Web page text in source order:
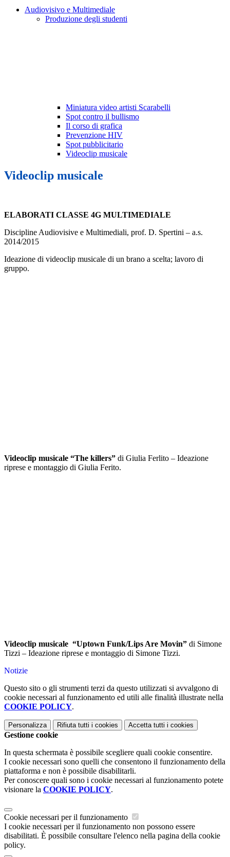
Audiovisivo e Multimediale
Produzione degli studenti
Miniatura video artisti Scarabelli
Spot contro il bullismo
Il corso di grafica
Prevenzione HIV
Spot pubblicitario
Videoclip musicale
Videoclip musicale
ELABORATI CLASSE 4G MULTIMEDIALE
Discipline Audiovisive e Multimediali, prof. D. Spertini – a.s.
2014/2015
Ideazione di videoclip musicale di un brano a scelta; lavoro di
gruppo.
Videoclip musicale “The killers” di Giulia Ferlito – Ideazione
riprese e montaggio di Giulia Ferito.
Videoclip musicale “Uptown Funk/Lips Are Movin” di Simone
Tizzi – Ideazione riprese e montaggio di Simone Tizzi.
Notizie
Questo sito o gli strumenti terzi da questo utilizzati si avvalgono di
cookie necessari al funzionamento ed utili alle finalità illustrate nella
COOKIE POLICY.
Personalizza Rifiuta tutti i cookies Accetta tutti i cookies
Gestione cookie
In questa schermata è possibile scegliere quali cookie consentire.
I cookie necessari sono quelli che consentono il funzionamento della
piattaforma e non è possibile disabilitarli.
Per conoscere quali sono i cookie necessari al funzionamento potete
visionare la COOKIE POLICY.
Cookie necessari per il funzionamento
I cookie necessari per il funzionamento non possono essere
disabilitati. È possibile consultare l'elenco nella pagina della cookie
policy.